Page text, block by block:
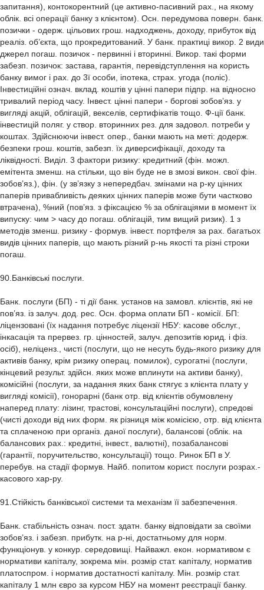
запитання), контокорентний (це активно-пасивний рах., на якому
облік. всі операції банку з клієнтом). Осн. передумова поверн. банк.
позички - одерж. цільових грош. надходжень, доходу, прибуток від
реаліз. об’єкта, що прокредитований. У банк. практиці викор. 2 види
джерел погаш. позичок - первинні і вторинні. Викор. такі форми
забезп. позичок: застава, гарантія, перевідступлення на користь
банку вимог і рах. до 3ї особи, іпотека, страх. угода (поліс).
Інвестиційні означ. вклад. коштів у цінні папери підпр. на відносно
тривалий період часу. Інвест. цінні папери - боргові зобов’яз. у
вигляді акцій, облігацій, векселів, сертифікатів тощо. Ф-ції банк.
інвестицій поляг. у створ. вторинних рез. для задовол. потреби у
коштах. Здійснюючи інвест. опер., банки мають на меті: додерж.
безпеки грош. коштів, забезп. їх диверсифікації, доходу та
ліквідності. Виділ. 3 фактори ризику: кредитний (фін. можл.
емітента зменш. на стільки, що він буде не в змозі викон. свої фін.
зобов’яз.), фін. (у зв’язку з непередбач. змінами на р-ку цінних
паперів привабливість деяких цінних паперів може бути частково
втрачена), %ний (пов’яз. з фіксацією % за облігаціями в момент їх
випуску: чим > часу до погаш. облігацій, тим вищий ризик). 1 з
методів зменш. ризику - формув. інвест. портфеля за рах. багатьох
видів цінних паперів, що мають різний р-нь якості та різні строки
погаш.
90.Банківські послуги.
Банк. послуги (БП) - ті дії банк. установ на замовл. клієнтів, які не
пов’яз. із залуч. дод. рес. Осн. форма оплати БП - комісії. БП:
ліцензовані (їх надання потребує ліцензії НБУ: касове обслуг.,
інкасація та прервез. гр. цінностей, залуч. депозитів юрид. і фіз.
осіб), неліценз., чисті (послуги, що не несуть будь-якого ризику для
активів банку, крім ризику операц. помилок), сурогатні (послуги,
кінцевий результ. здійсн. яких може вплинути на активи банку),
комісійні (послуги, за надання яких банк стягує з клієнта плату у
вигляді комісії), гонорарні (банк отр. від клієнтів обумовлену
наперед плату: лізинг, трастові, консультаційні послуги), спредові
(чисті доходи від них форм. як різниця між комісією, отр. від клієнта
та сплаченою при організ. даної послуги), балансові (облік. на
балансових рах.: кредитні, інвест., валютні), позабалансові
(гарантії, поручительство, консультації) тощо. Ринок БП в У.
перебув. на стадії формув. Найб. попитом корист. послуги розрах.-
касового хар-ру.
91.Стійкість банківської системи та механізм її забезпечення.
Банк. стабільність означ. пост. здатн. банку відповідати за своїми
зобов’яз. і забезп. прибутк. на р-ні, достатньому для норм.
функціонув. у конкур. середовищі. Найважл. екон. нормативом є
нормативи капіталу, зокрема мін. розмір стат. капіталу, норматив
платоспром. і норматив достатності капіталу. Мін. розмір стат.
капіталу 1 млн євро за курсом НБУ на момент реєстрації банку.